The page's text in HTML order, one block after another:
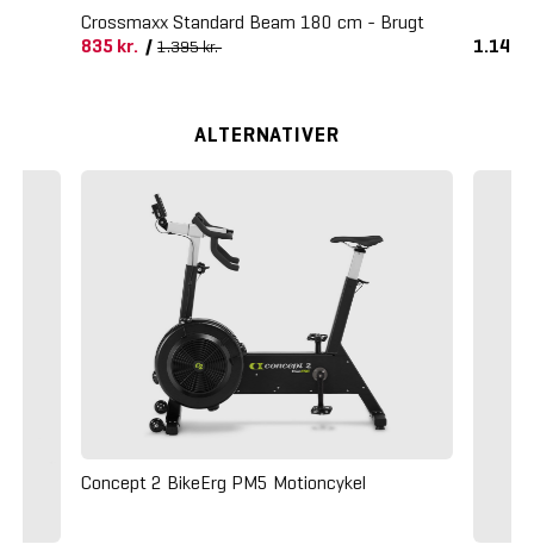
Crossmaxx Standard Beam 180 cm - Brugt
835 kr./ 1.395 kr. 1.145
ALTERNATIVER
Concept 2 BikeErg PM5 Motioncykel